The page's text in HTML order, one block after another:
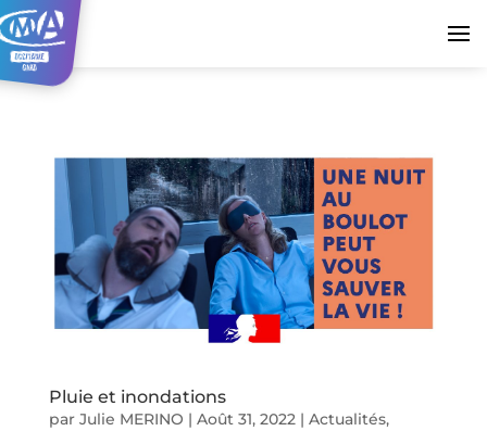
Pluie et inondations
par Julie MERINO | Août 31, 2022| Actualités,